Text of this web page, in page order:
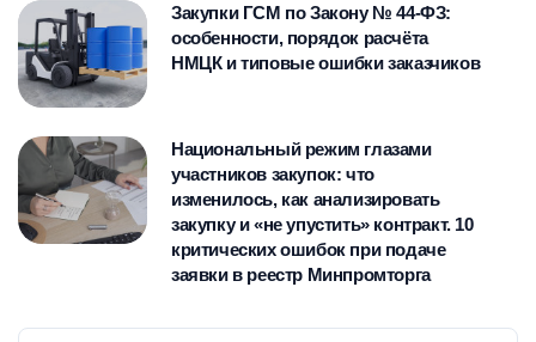
Закупки ГСМ по Закону № 44-ФЗ:
особенности, порядок расчёта
НМЦК и типовые ошибки заказчиков
Национальный режим глазами
участников закупок: что
изменилось, как анализировать
закупку и «не упустить» контракт. 10
критических ошибок при подаче
заявки в реестр Минпромторга